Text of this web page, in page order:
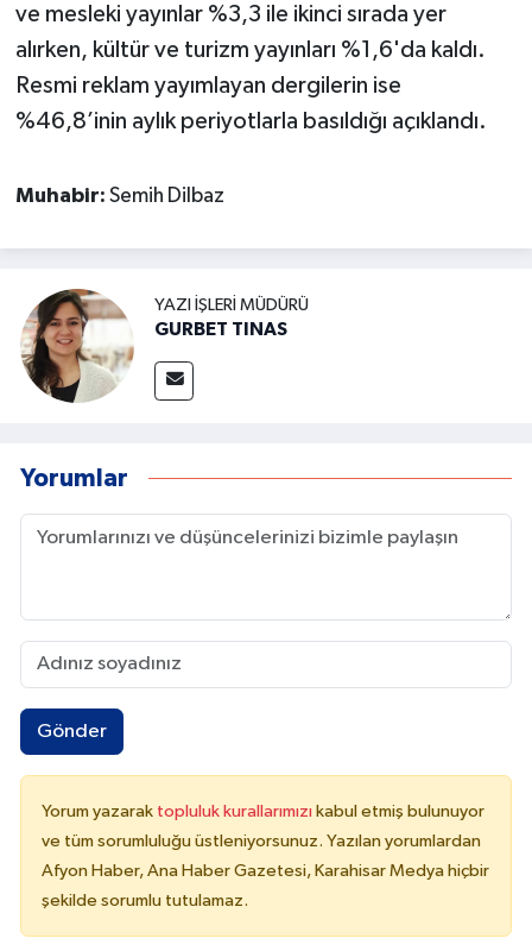
ve mesleki yayınlar %3,3 ile ikinci sırada yer
alırken, kültür ve turizm yayınları %1,6'da kaldı.
Resmi reklam yayımlayan dergilerin ise
%46,8’inin aylık periyotlarla basıldığı açıklandı.
Muhabir: Semih Dilbaz
YAZI İŞLERI MÜDÜRÜ
GURBET TINAS
Yorumlar
Gönder
Yorum yazarak topluluk kurallarımızı kabul etmiş bulunuyor
ve tüm sorumluluğu üstleniyorsunuz. Yazılan yorumlardan
Afyon Haber, Ana Haber Gazetesi, Karahisar Medya hiçbir
şekilde sorumlu tutulamaz.